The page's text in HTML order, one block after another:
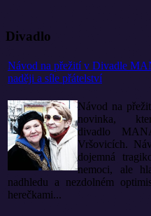
Divadlo
Návod na přežití v Divadle
naději a síle přátelství
Návod na
novinka,
divadlo
Vršovicích.
dojemná
nemoci, ale
nadhledu a nezdolném
herečkami...